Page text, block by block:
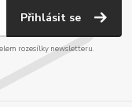
Přihlásit se
rozesílky newsletteru.